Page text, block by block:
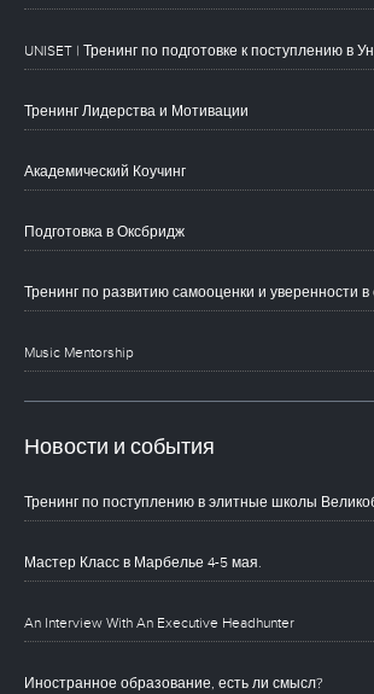
UNISET | Тренинг по подготовке к поступлению в
Тренинг Лидерства и Мотивации
Академический Коучинг
Подготовка в Оксбридж
Тренинг по развитию самооценки и уверенности в
Music Mentorship
Новости и события
Тренинг по поступлению в элитные школы
Мастер Класс в Марбелье 4-5 мая.
An Interview With An Executive Headhunter
Иностранное образование, есть ли смысл?